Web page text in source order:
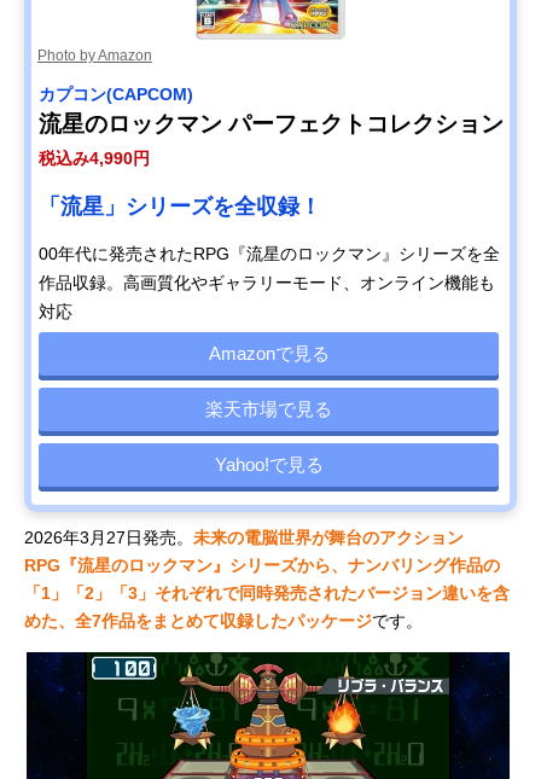
Photo by Amazon
カプコン(CAPCOM)
流星のロックマン パーフェクトコレクション
税込み4,990円
「流星」シリーズを全収録！
00年代に発売されたRPG『流星のロックマン』シリーズを全
作品収録。高画質化やギャラリーモード、オンライン機能も
対応
Amazonで見る
楽天市場で見る
Yahoo!で見る
2026年3月27日発売。 未来の電脳世界が舞台のアクション
RPG『流星のロックマン』シリーズから、ナンバリング作品の
「1」「2」「3」それぞれで同時発売されたバージョン違いを含
めた、全7作品をまとめて収録したパッケージです。